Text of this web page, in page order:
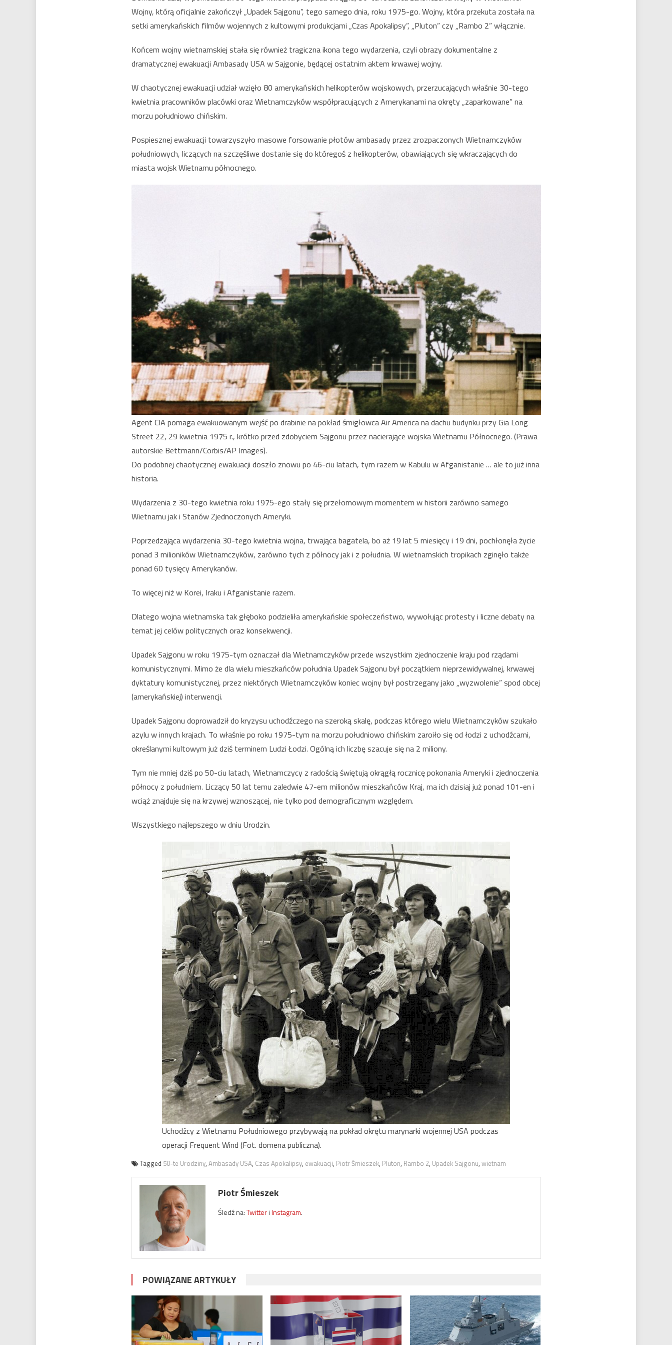
Urodziny
zjednoczonego
Wojny, którą oficjalnie zakończył „Upadek Sajgonu”, tego samego dnia, roku 1975-go. Wojny, która przekuta została na
setki amerykańskich filmów wojennych z kultowymi produkcjami „Czas Apokalipsy”, „Pluton” czy „Rambo 2” włącznie.
Końcem wojny wietnamskiej stała się również tragiczna ikona tego wydarzenia, czyli obrazy dokumentalne z
dramatycznej ewakuacji Ambasady USA w Sajgonie, będącej ostatnim aktem krwawej wojny.
W chaotycznej ewakuacji udział wzięło 80 amerykańskich helikopterów wojskowych, przerzucających właśnie 30-tego
kwietnia pracowników placówki oraz Wietnamczyków współpracujących z Amerykanami na okręty „zaparkowane” na
morzu południowo chińskim.
Pospiesznej ewakuacji towarzyszyło masowe forsowanie płotów ambasady przez zrozpaczonych Wietnamczyków
południowych, liczących na szczęśliwe dostanie się do któregoś z helikopterów, obawiających się wkraczających do
miasta wojsk Wietnamu północnego.
Agent CIA pomaga ewakuowanym wejść po drabinie na pokład śmigłowca Air America na dachu budynku przy Gia Long
Street 22, 29 kwietnia 1975 r., krótko przed zdobyciem Sajgonu przez nacierające wojska Wietnamu Północnego. (Prawa
autorskie Bettmann/Corbis/AP Images).
Do podobnej chaotycznej ewakuacji doszło znowu po 46-ciu latach, tym razem w Kabulu w Afganistanie … ale to już inna
historia.
Wydarzenia z 30-tego kwietnia roku 1975-ego stały się przełomowym momentem w historii zarówno samego
Wietnamu jak i Stanów Zjednoczonych Ameryki.
Poprzedzająca wydarzenia 30-tego kwietnia wojna, trwająca bagatela, bo aż 19 lat 5 miesięcy i 19 dni, pochłonęła życie
ponad 3 milioników Wietnamczyków, zarówno tych z północy jak i z południa. W wietnamskich tropikach zginęło także
ponad 60 tysięcy Amerykanów.
To więcej niż w Korei, Iraku i Afganistanie razem.
Dlatego wojna wietnamska tak głęboko podzieliła amerykańskie społeczeństwo, wywołując protesty i liczne debaty na
temat jej celów politycznych oraz konsekwencji.
Upadek Sajgonu w roku 1975-tym oznaczał dla Wietnamczyków przede wszystkim zjednoczenie kraju pod rządami
komunistycznymi. Mimo że dla wielu mieszkańców południa Upadek Sajgonu był początkiem nieprzewidywalnej, krwawej
dyktatury komunistycznej, przez niektórych Wietnamczyków koniec wojny był postrzegany jako „wyzwolenie” spod obcej
(amerykańskiej) interwencji.
Upadek Sajgonu doprowadził do kryzysu uchodźczego na szeroką skalę, podczas którego wielu Wietnamczyków szukało
azylu w innych krajach. To właśnie po roku 1975-tym na morzu południowo chińskim zaroiło się od łodzi z uchodźcami,
określanymi kultowym już dziś terminem Ludzi Łodzi. Ogólną ich liczbę szacuje się na 2 miliony.
Tym nie mniej dziś po 50-ciu latach, Wietnamczycy z radością świętują okrągłą rocznicę pokonania Ameryki i zjednoczenia
północy z południem. Liczący 50 lat temu zaledwie 47-em milionów mieszkańców Kraj, ma ich dzisiaj już ponad 101-en i
wciąż znajduje się na krzywej wznoszącej, nie tylko pod demograficznym względem.
Wszystkiego najlepszego w dniu Urodzin.
Uchodźcy z Wietnamu Południowego przybywają na pokład okrętu marynarki wojennej USA podczas
operacji Frequent Wind (Fot. domena publiczna).
Tagged 50-te Urodziny, Ambasady USA, Czas Apokalipsy, ewakuacji, Piotr Śmieszek, Pluton, Rambo 2, Upadek Sajgonu, wietnam
Piotr Śmieszek
Śledź na:TwitteriInstagram.
POWIĄZANE ARTYKUŁY